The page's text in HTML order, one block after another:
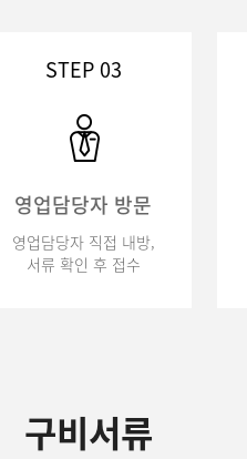
STEP 03
영업담당자 방문
영업담당자 직접 내방,
서류 확인 후 접수
구비서류